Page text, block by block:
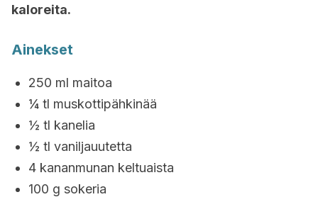
kaloreita.
Ainekset
250 ml maitoa
¼ tl muskottipähkinää
½ tl kanelia
½ tl vaniljauutetta
4 kananmunan keltuaista
100 g sokeria